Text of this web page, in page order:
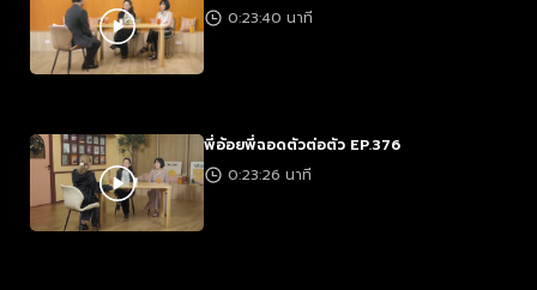
0:23:40 นาที
พี่อ้อยพี่ฉอดตัวต่อตัว EP.376
0:23:26 นาที